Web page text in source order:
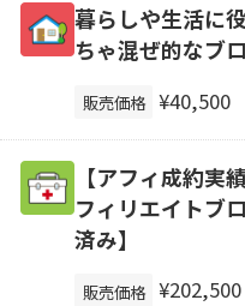
暮らしや生活に
ちゃ混ぜ的なブ
販売価格 ¥40,500
【アフィ成約実
フィリエイトブ
済み】
販売価格 ¥202,500